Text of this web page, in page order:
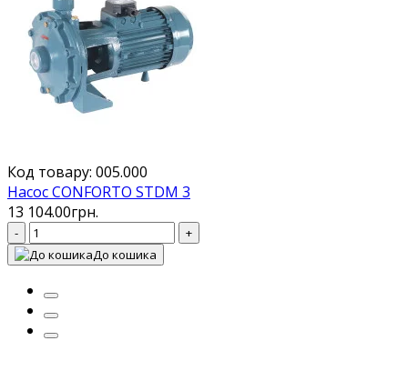
Код товару: 005.000
Насос CONFORTO STDM 3
13 104.00грн.
-
+
До кошика